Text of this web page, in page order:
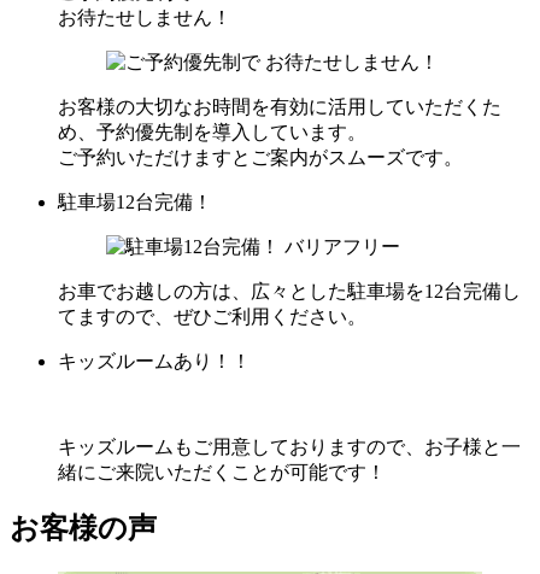
お待たせしません！
お客様の大切なお時間を有効に活用していただくた
め、予約優先制を導入しています。
ご予約いただけますとご案内がスムーズです。
駐車場12台完備！
お車でお越しの方は、広々とした駐車場を12台完備し
てますので、ぜひご利用ください。
キッズルームあり！！
キッズルームもご用意しておりますので、お子様と一
緒にご来院いただくことが可能です！
お客様の声